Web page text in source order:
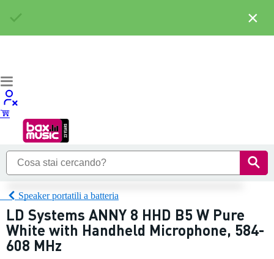
Speaker portatili a batteria
LD Systems ANNY 8 HHD B5 W Pure
White with Handheld Microphone, 584-
608 MHz
×